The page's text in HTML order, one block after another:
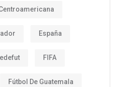
España
FIFA
Fútbol De Guatemala